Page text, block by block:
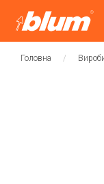
Головна